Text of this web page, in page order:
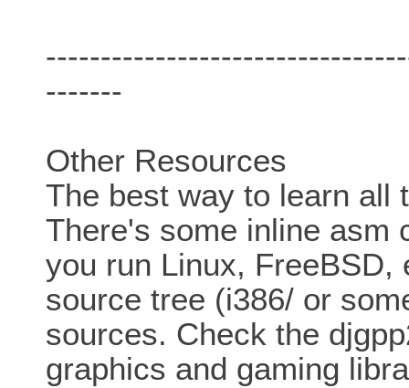
-------
Other Resources
The best way to learn all
There's some inline asm
you run Linux,
source tree (i386/ or
sources. Check the
graphics and gaming